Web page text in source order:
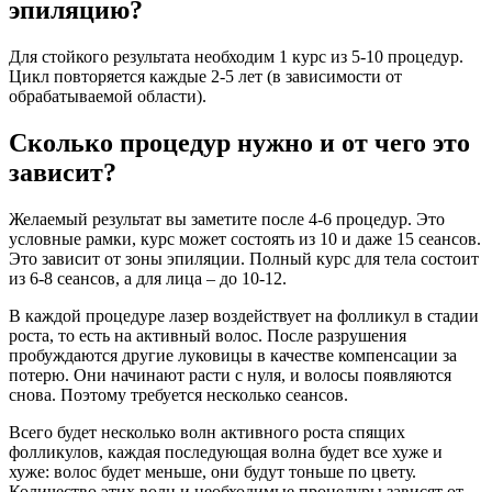
эпиляцию?
Для стойкого результата необходим 1 курс из 5-10 процедур.
Цикл повторяется каждые 2-5 лет (в зависимости от
обрабатываемой области).
Сколько процедур нужно и от чего это
зависит?
Желаемый результат вы заметите после 4-6 процедур. Это
условные рамки, курс может состоять из 10 и даже 15 сеансов.
Это зависит от зоны эпиляции. Полный курс для тела состоит
из 6-8 сеансов, а для лица – до 10-12.
В каждой процедуре лазер воздействует на фолликул в стадии
роста, то есть на активный волос. После разрушения
пробуждаются другие луковицы в качестве компенсации за
потерю. Они начинают расти с нуля, и волосы появляются
снова. Поэтому требуется несколько сеансов.
Всего будет несколько волн активного роста спящих
фолликулов, каждая последующая волна будет все хуже и
хуже: волос будет меньше, они будут тоньше по цвету.